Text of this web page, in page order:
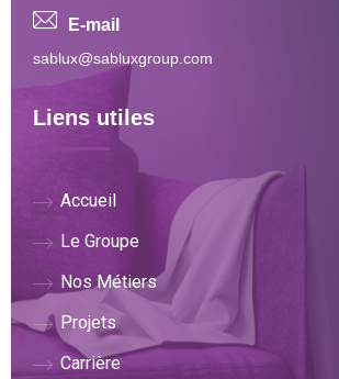
E-mail
sablux@sabluxgroup.com
Liens utiles
Accueil
Le Groupe
Nos Métiers
Projets
Carrière